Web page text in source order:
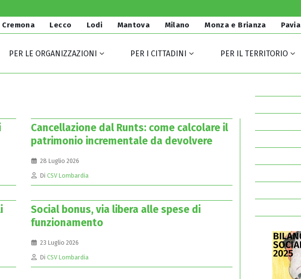
Cremona Lecco Lodi Mantova Milano Monza e Brianza Pavia
PER LE ORGANIZZAZIONI PER I CITTADINI PER IL TERRITORIO
Cancellazione dal Runts: come calcolare il
patrimonio incrementale da devolvere
28 Luglio 2026
Di CSV Lombardia
Social bonus, via libera alle spese di
funzionamento
23 Luglio 2026
Di CSV Lombardia